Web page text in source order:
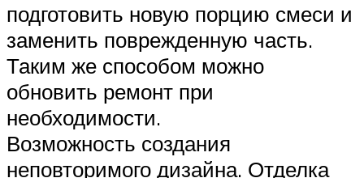
подготовить новую порцию смеси и
заменить поврежденную часть.
Таким же способом можно
обновить ремонт при
необходимости.
Возможность создания
неповторимого дизайна. Отделка